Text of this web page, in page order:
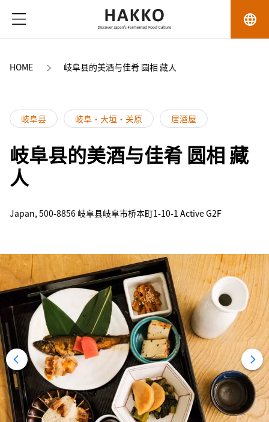
language
HOME 岐阜县的美酒与佳肴 圆相 藏人
岐阜县 岐阜・大垣・关原 居酒屋
岐阜县的美酒与佳肴 圆相 藏
人
Japan, 500-8856 岐阜县岐阜市桥本町1-10-1 Active G2F